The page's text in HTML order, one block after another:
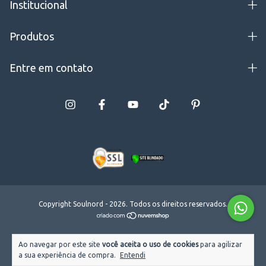
Ao navegar por este site você aceita o uso de cookiespara agilizar
a sua experiência de compra.
Entendi
Institucional
Produtos
Entre em contato
Copyright Soulnord - 2026. Todos os direitos reservados.